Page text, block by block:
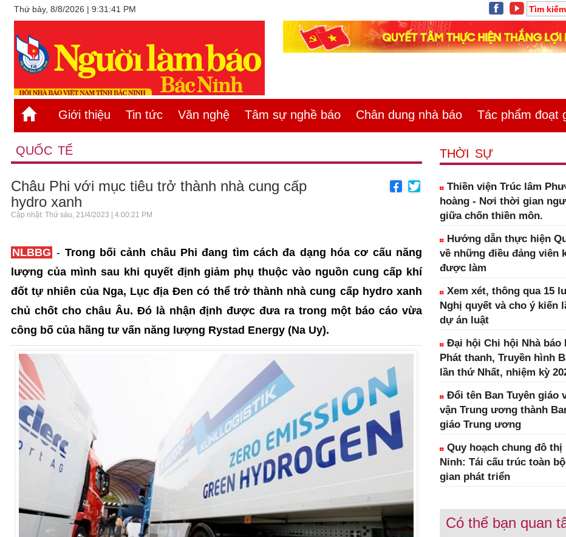
Thứ bảy, 8/8/2026 | 9:31:41 PM
Giới thiệu Tin tức Văn nghệ Tâm sự nghề báo Chân dung nhà báo Tác phẩm đoạt
QUỐC TẾ
Châu Phi với mục tiêu trở thành nhà cung cấp
hydro xanh
Cập nhật: Thứ sáu, 21/4/2023 | 4:00:21 PM
NLBBG - Trong bối cảnh châu Phi đang tìm cách đa dạng hóa cơ cấu năng
lượng của mình sau khi quyết định giảm phụ thuộc vào nguồn cung cấp khí
đốt tự nhiên của Nga, Lục địa Đen có thể trở thành nhà cung cấp hydro xanh
chủ chốt cho châu Âu. Đó là nhận định được đưa ra trong một báo cáo vừa
công bố của hãng tư vấn năng lượng Rystad Energy (Na Uy).
THỜI SỰ
Thiền viện Trúc lâm
hoàng - Nơi thời gian
giữa chốn thiền môn.
Hướng dẫn thực hiện
về những điều đảng viên
được làm
Xem xét, thông qua 15
Nghị quyết và cho ý kiến
dự án luật
Đại hội Chi hội Nhà báo
Phát thanh, Truyền hình
lần thứ Nhất, nhiệm kỳ
Đổi tên Ban Tuyên giáo
vận Trung ương thành
giáo Trung ương
Quy hoạch chung đô thị
Ninh: Tái cấu trúc toàn
gian phát triển
Có thể bạn quan